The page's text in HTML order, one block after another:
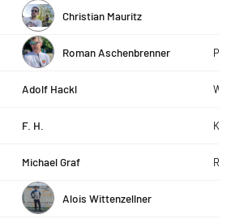
Christian Mauritz
Roman Aschenbrenner
Adolf Hackl
F. H.
Michael Graf
Alois Wittenzellner